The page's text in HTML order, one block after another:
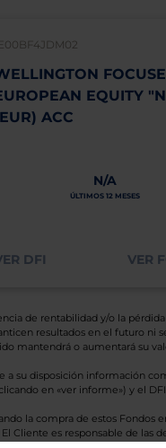
IE00BF4JDM02
EQUITY
ACC
N/A
ÚLTIMOS 12 MESES
DFI VER
de rentabilidad y/o la
resultados en el futuro ni
mantendrá o aumentará su
a su disposición información
en «ver informe») y el
la compra de estos
Cliente es responsable de las